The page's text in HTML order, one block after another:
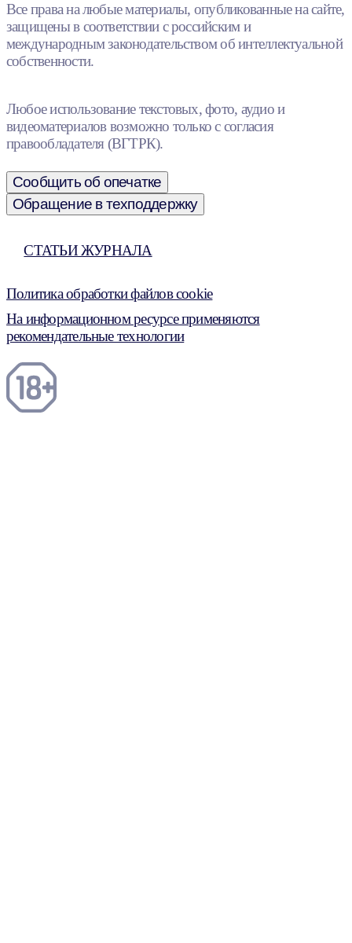
Все права на любые материалы, опубликованные на сайте,
защищены в соответствии с российским и
международным законодательством об интеллектуальной
собственности.
Любое использование текстовых, фото, аудио и
видеоматериалов возможно только с согласия
правообладателя (ВГТРК).
Сообщить об опечатке
Обращение в техподдержку
СТАТЬИ ЖУРНАЛА
Политика обработки файлов cookie
На информационном ресурсе применяются
рекомендательные технологии